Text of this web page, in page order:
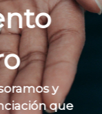
y
que